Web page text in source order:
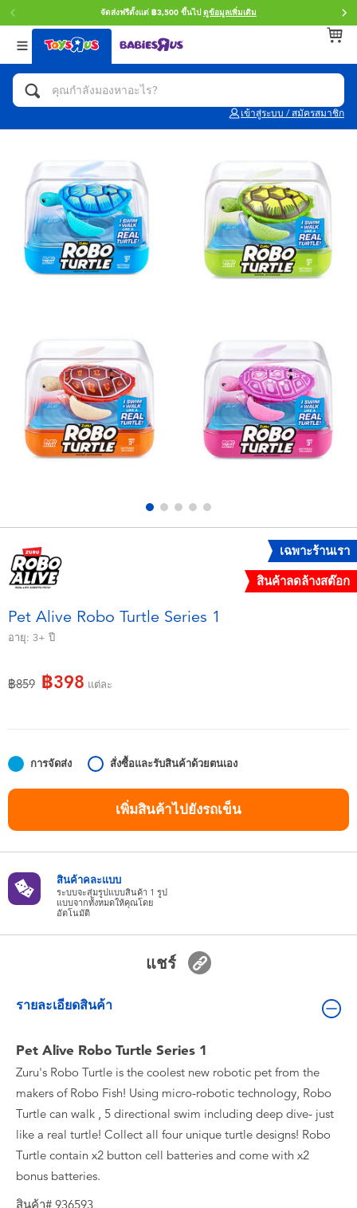
จัดส่งฟรีตั้งแต่ ฿3,500 ขึ้นไป ดูข้อมูลเพิ่มเติม
เข้าสู่ระบบ / สมัครสมาชิก
กลับ
หมวดหมู่
แอคชั่นฟิกเกอร์ และการสวมบทบาทเป็นฮีโร่
ตัวต่อและ LEGO
รถของเล่น, รถบรรทุกของเล่น, รถไฟของเล่น
และรีโมทบังคับ
กิจกรรมและงานคราฟท์
อุปกรณ์อิเล็คทรอนิกส์
เกมและพัซเซิล
ของเล่นเพื่อการเรียนรู้
กิจกรรมกลางแจ้งและกีฬา
อุปกรณ์แต่งตัวและการสวมบทบาท
ของเล่นนุ่มนิ่ม
ไอเทมฤดูร้อน
แบตเตอรี่
Nintendo Switch
ตัวละครเพี่อการสะสม
กลับ
แบรนด์
Toy Story ทอย สตอรี่
Star Wars
LEGOเลโก้
Blokees บล็อคคีส์
X-Shot
playpop
Barbie บาร์บี้
Hot Wheels ฮ็อตวีลส์
กลับ
Age
0~2 ปี
5~7 ปี
8~11 ปี
12~14 ปี
เฉพาะร้านเรา
สินค้าลดล้างสต๊อก
Pet Alive Robo Turtle Series 1
อายุ: 3+ ปี
ลดราคาจาก
฿859ถึง฿398 แต่ละ
การจัดส่ง สั่งซื้อและรับสินค้าด้วยตนเอง
เพิ่มสินค้าไปยังรถเข็น
สินค้าคละแบบ
ระบบจะสุ่มรูปแบบสินค้า 1 รูป
แบบจากทั้งหมดให้คุณโดย
อัตโนมัติ
แชร์
รายละเอียดสินค้า
Pet Alive Robo Turtle Series 1
Zuru's Robo Turtle is the coolest new robotic pet from the
makers of Robo Fish! Using micro-robotic technology, Robo
Turtle can walk , 5 directional swim including deep dive- just
like a real turtle! Collect all four unique turtle designs! Robo
Turtle contain x2 button cell batteries and come with x2
bonus batteries.
สินค้า# 936593